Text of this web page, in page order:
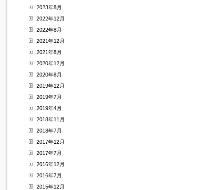
2023年8月
2022年12月
2022年8月
2021年12月
2021年8月
2020年12月
2020年8月
2019年12月
2019年7月
2019年4月
2018年11月
2018年7月
2017年12月
2017年7月
2016年12月
2016年7月
2015年12月